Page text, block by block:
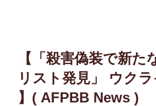
【「殺害偽装で新た
リスト発見」 ウク
】( AFPBB News )